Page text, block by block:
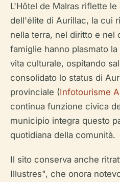
L'Hôtel de Malras riflette
dell'élite di Aurillac, la cui
nella terra, nel diritto e nel
famiglie hanno plasmato
vita culturale, ospitando
consolidato lo status di
provinciale (Infotourisme
continua funzione civica
municipio integra questo
quotidiana della comunità.
Il sito conserva anche
Illustres", che onora